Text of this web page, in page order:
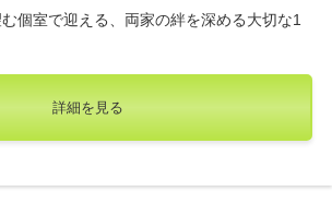
個室で迎える、両家の絆を深める大切な1
詳細を見る